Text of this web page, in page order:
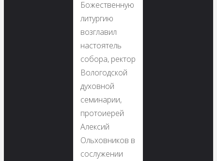
Божественную
литургию
возглавил
настоятель
собора, ректор
Вологодской
духовной
семинарии,
протоиерей
Алексий
Ольховников в
сослужении